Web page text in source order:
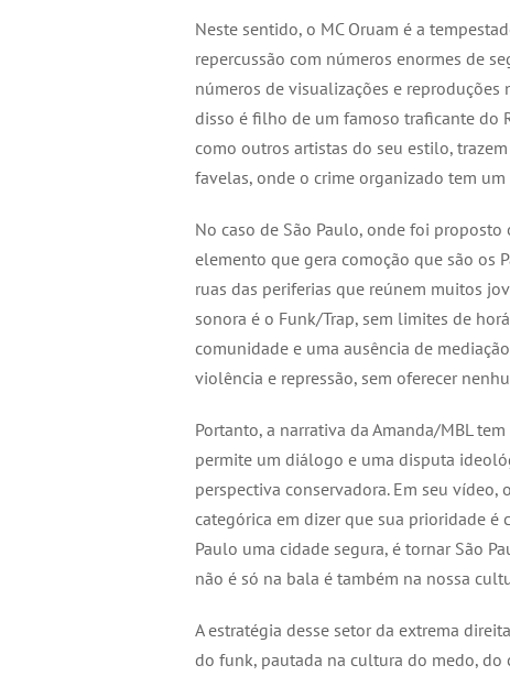
Neste sentido, o MC Oruam é a
repercussão com números enormes de
números de visualizações e
disso é filho de um famoso traficante do
como outros artistas do seu estilo,
favelas, onde o crime organizado tem
No caso de São Paulo, onde foi
elemento que gera comoção que são os
ruas das periferias que reúnem muitos
sonora é o Funk/Trap, sem limites de
comunidade e uma ausência de
violência e repressão, sem oferecer
Portanto, a narrativa da Amanda/MBL
permite um diálogo e uma disputa
perspectiva conservadora. Em seu
categórica em dizer que sua prioridade é
Paulo uma cidade segura, é tornar São
não é só na bala é também na nossa
A estratégia desse setor da extrema
do funk, pautada na cultura do medo,